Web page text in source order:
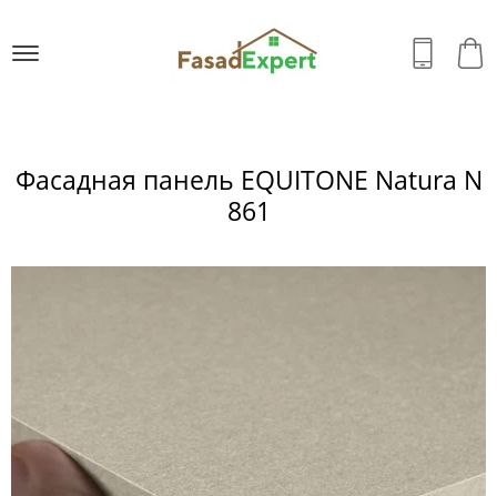
Фасадная панель EQUITONE Natura N
861